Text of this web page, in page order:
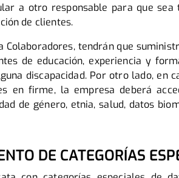
a otro responsable para que sea
de clientes.
Colaboradores, tendrán que
de educación, experiencia y
discapacidad. Por otro lado, en
en firme, la empresa deberá
de género, etnia, salud, datos
DE CATEGORÍAS